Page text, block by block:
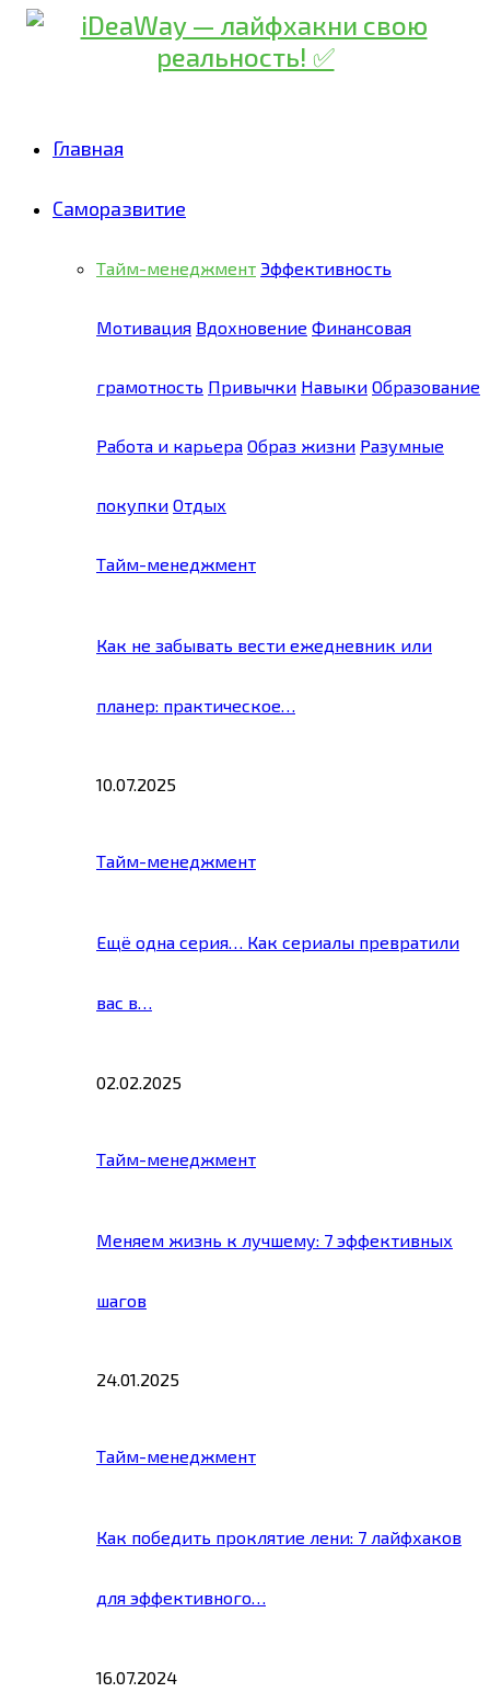
Главная
Саморазвитие
Тайм-менеджмент Эффективность
Мотивация Вдохновение Финансовая
грамотность Привычки Навыки Образование
Работа и карьера Образ жизни Разумные
покупки Отдых
Тайм-менеджмент
Как не забывать вести ежедневник или
планер: практическое…
10.07.2025
Тайм-менеджмент
Ещё одна серия… Как сериалы превратили
вас в…
02.02.2025
Тайм-менеджмент
Меняем жизнь к лучшему: 7 эффективных
шагов
24.01.2025
Тайм-менеджмент
Как победить проклятие лени: 7 лайфхаков
для эффективного…
16.07.2024